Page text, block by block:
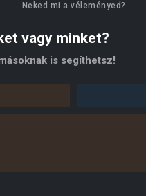
Neked mi a véleményed?
vagy minket?
is segíthetsz!